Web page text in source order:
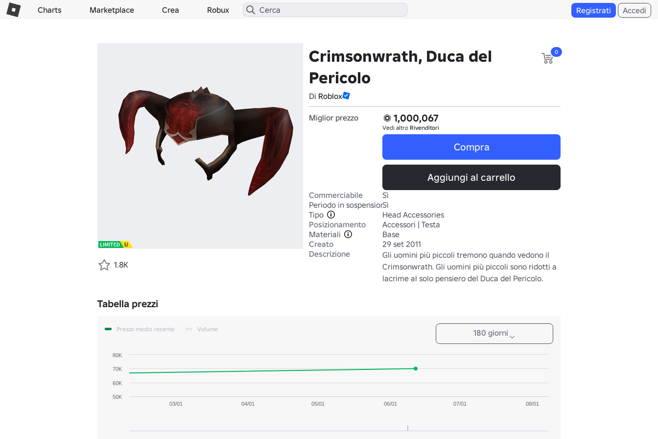
Charts Marketplace Crea Robux Registrati Accedi
Crimsonwrath, Duca del
Pericolo
Di Roblox
0
Miglior prezzo 1,000,067
Vedi altro Rivenditori
Compra
Aggiungi al carrello
Commerciabile
Sì
Periodo in sospensione
Sì
Tipo
Head Accessories
Posizionamento
Accessori | Testa
Materiali
Base
Creato
29 set 2011
Descrizione
Gli uomini più piccoli tremono quando vedono il
Crimsonwrath. Gli uomini più piccoli sono ridotti a
lacrime al solo pensiero del Duca del Pericolo.
1.8K
Tabella prezzi
180 giorni
Prezzo medio recente Volume
03/01 04/01 05/01 06/01 07/01 08/01
50K
60K
70K
80K